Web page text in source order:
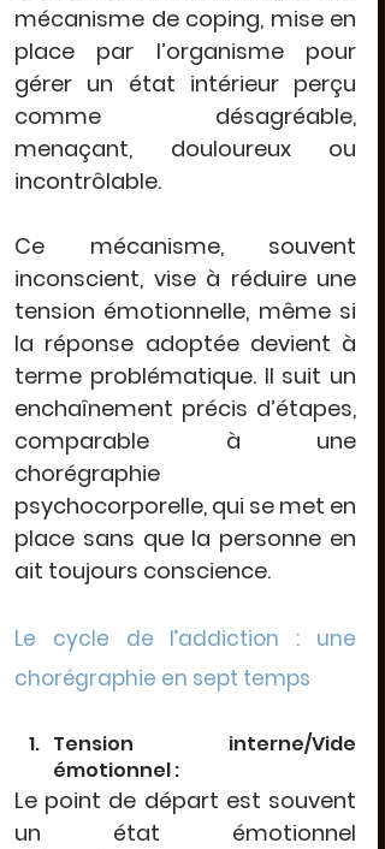
mécanisme de coping, mise en
place par l’organisme pour
gérer un état intérieur perçu
comme désagréable,
menaçant, douloureux ou
incontrôlable.
Ce mécanisme, souvent
inconscient, vise à réduire une
tension émotionnelle, même si
la réponse adoptée devient à
terme problématique. Il suit un
enchaînement précis d’étapes,
chorégraphie
psychocorporelle, qui se met en
place sans que la personne en
ait toujours conscience.
Le cycle de l’addiction : une
chorégraphie en sept temps
Tension interne/Vide
émotionnel :
Le point de départ est souvent
un état émotionnel